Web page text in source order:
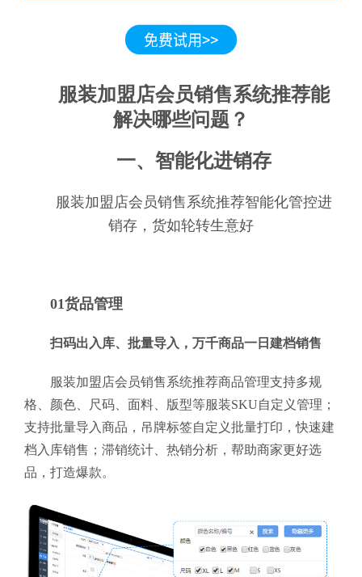
服装加盟店会员销售系统推荐能
解决哪些问题？
一、智能化进销存
服装加盟店会员销售系统推荐智能化管控进
销存，货如轮转生意好
01货品管理
扫码出入库、批量导入，万千商品一日建档销售
服装加盟店会员销售系统推荐商品管理支持多规
格、颜色、尺码、面料、版型等服装SKU自定义管理；
支持批量导入商品，吊牌标签自定义批量打印，快速建
档入库销售；滞销统计、热销分析，帮助商家更好选
品，打造爆款。